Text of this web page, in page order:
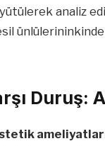
analiz
Duruş: